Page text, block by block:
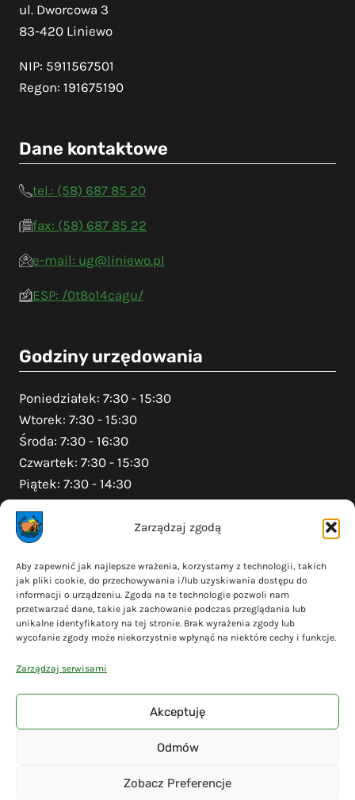
Zarządzaj zgodą
Aby zapewnić jak najlepsze wrażenia, korzystamy z technologii, takich
jak pliki cookie, do przechowywania i/lub uzyskiwania dostępu do
informacji o urządzeniu. Zgoda na te technologie pozwoli nam
przetwarzać dane, takie jak zachowanie podczas przeglądania lub
unikalne identyfikatory na tej stronie. Brak wyrażenia zgody lub
wycofanie zgody może niekorzystnie wpłynąć na niektóre cechy i funkcje.
Zarządzaj serwisami
Akceptuję
Odmów
Zobacz Preferencje
ul. Dworcowa 3
83-420 Liniewo
NIP: 5911567501
Regon: 191675190
Dane kontaktowe
tel.: (58) 687 85 20
fax: (58) 687 85 22
e-mail: ug@liniewo.pl
ESP: /0t8o14cagu/
Godziny urzędowania
Poniedziałek: 7:30 - 15:30
Wtorek: 7:30 - 15:30
Środa: 7:30 - 16:30
Czwartek: 7:30 - 15:30
Piątek: 7:30 - 14:30
Na skróty
Polityka prywatności
Polityka plików cookies (EU)
Deklaracja dostępności
Mapa serwisu